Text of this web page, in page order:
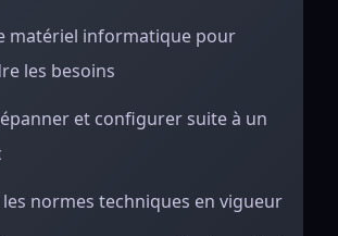
matériel informatique pour
les besoins
et configurer suite à un
les normes techniques en vigueur